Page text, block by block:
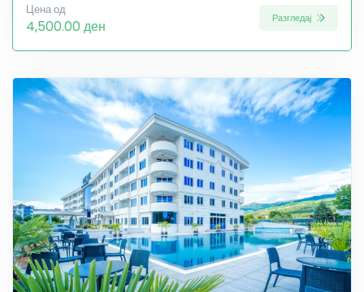
Цена од
4,500.00 ден Разгледај